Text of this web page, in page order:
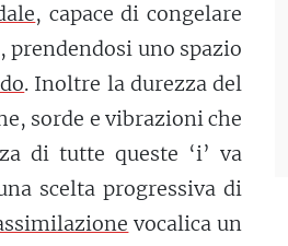
, capace di congelare
prendendosi uno spazio
. Inoltre la durezza del
sorde e vibrazioni che
di tutte queste ‘i’ va
scelta progressiva di
vocalica un